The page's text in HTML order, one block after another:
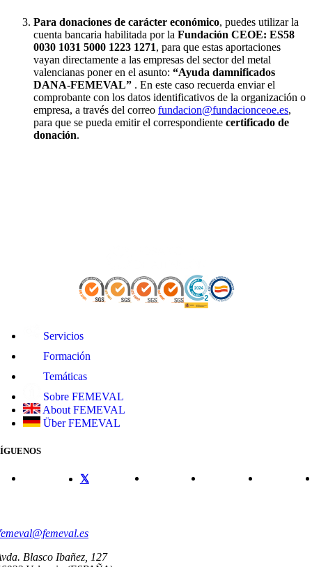
Para donaciones de carácter económico, puedes utilizar la
cuenta bancaria habilitada por la Fundación CEOE: ES58
0030 1031 5000 1223 1271, para que estas aportaciones
vayan directamente a las empresas del sector del metal
valencianas poner en el asunto: “Ayuda damnificados
DANA-FEMEVAL” . En este caso recuerda enviar el
comprobante con los datos identificativos de la organización o
empresa, a través del correo fundacion@fundacionceoe.es,
para que se pueda emitir el correspondiente certificado de
donación.
Servicios
Formación
Temáticas
Sobre FEMEVAL
About FEMEVAL
Über FEMEVAL
Blasco Ibañez, 127